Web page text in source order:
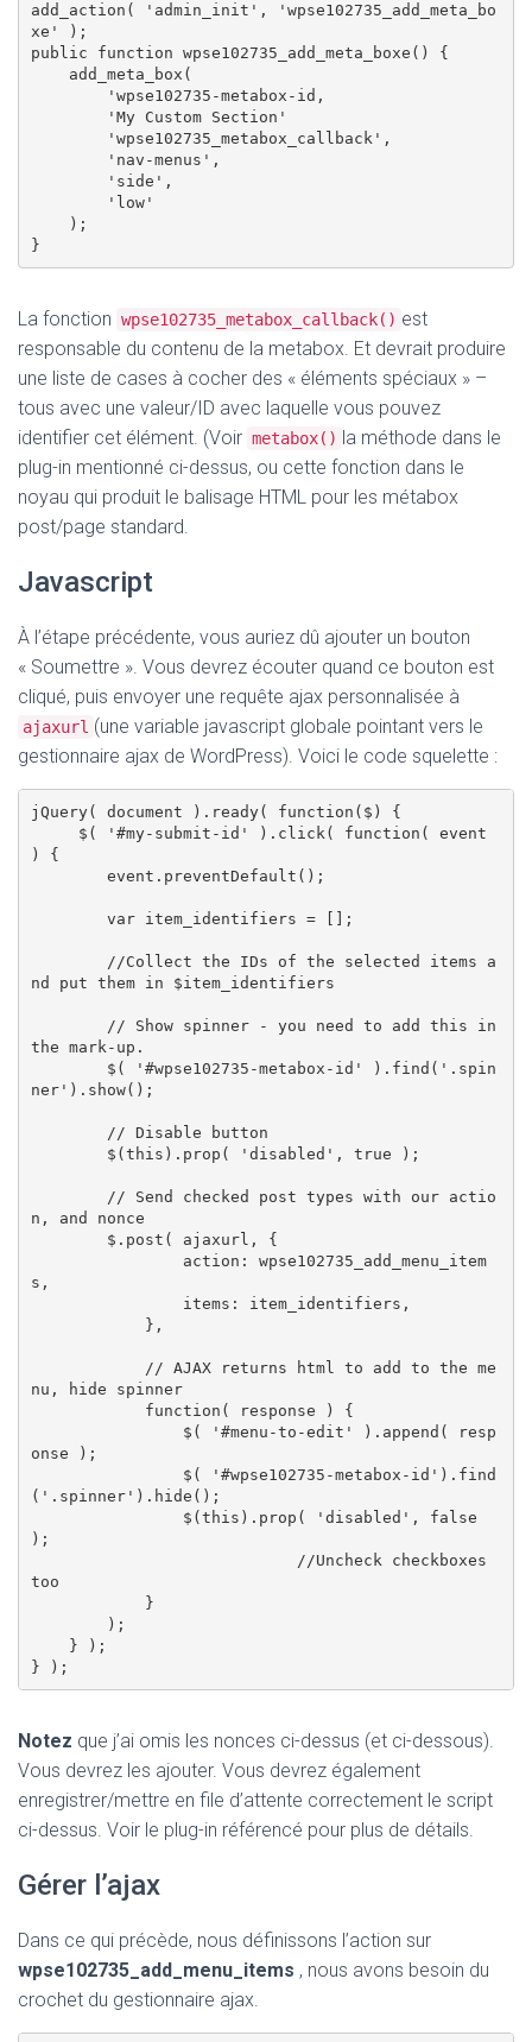
add_action( 'admin_init', 'wpse102735_add_meta_bo
xe' );
public function wpse102735_add_meta_boxe() {
La fonction wpse102735_metabox_callback() est
responsable du contenu de la metabox. Et devrait produire
une liste de cases à cocher des « éléments spéciaux » –
tous avec une valeur/ID avec laquelle vous pouvez
identifier cet élément. (Voir metabox()
la méthode dans le
plug-in mentionné ci-dessus, ou cette fonction dans le
noyau qui produit le balisage HTML pour les métabox
post/page standard.
Javascript
À l’étape précédente, vous auriez dû ajouter un bouton
« Soumettre ». Vous devrez écouter quand ce bouton est
cliqué, puis envoyer une requête ajax personnalisée à
ajaxurl (une variable javascript globale pointant vers le
gestionnaire ajax de WordPress). Voici le code squelette :
jQuery( document ).ready( function($) {
) {
nd put them in $item_identifiers
the mark-up.
ner').show();
n, and nonce
s,
nu, hide spinner
onse );
('.spinner').hide();
);
too
Notez que j’ai omis les nonces ci-dessus (et ci-dessous).
Vous devrez les ajouter. Vous devrez également
enregistrer/mettre en file d’attente correctement le script
ci-dessus. Voir le plug-in référencé pour plus de détails.
Gérer l’ajax
Dans ce qui précède, nous définissons l’action sur
wpse102735_add_menu_items , nous avons besoin du
crochet du gestionnaire ajax.